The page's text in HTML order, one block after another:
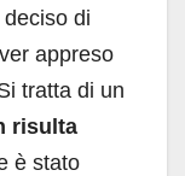
di
appreso
tratta di un
risulta
è stato